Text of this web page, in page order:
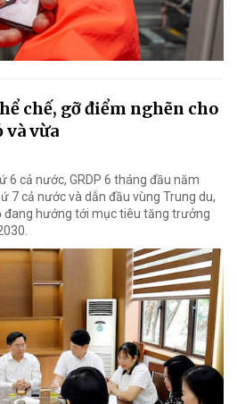
chế, gỡ điểm nghẽn cho
và vừa
6 cả nước, GRDP 6 tháng đầu năm
7 cả nước và dẫn đầu vùng Trung du,
đang hướng tới mục tiêu tăng trưởng